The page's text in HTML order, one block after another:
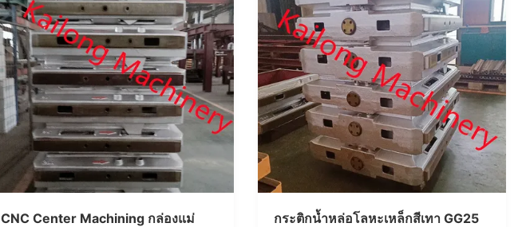
CNC Center Machining กล่องแม่
กระติกน้ำหล่อโลหะเหล็กสีเทา GG25